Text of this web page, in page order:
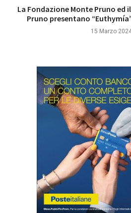
La Fondazione Monte Pruno ed
Pruno presentano
15 Marzo